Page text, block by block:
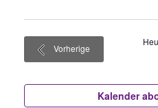
VorherigeVeranstaltungen
Kalender